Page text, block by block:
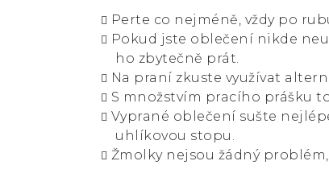
Perte co nejméně, vždy po
Pokud jste oblečení nikde
ho zbytečně prát.
Na praní zkuste využívat
S množstvím pracího prášku
Vyprané oblečení sušte
uhlíkovou stopu.
Žmolky nejsou žádný